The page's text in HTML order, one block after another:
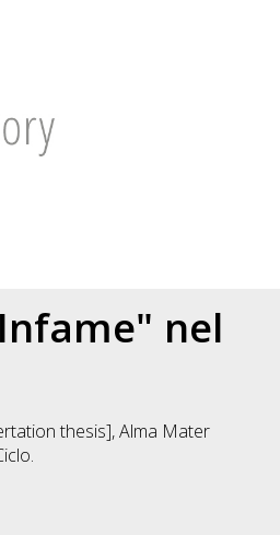
nel
thesis], Alma Mater